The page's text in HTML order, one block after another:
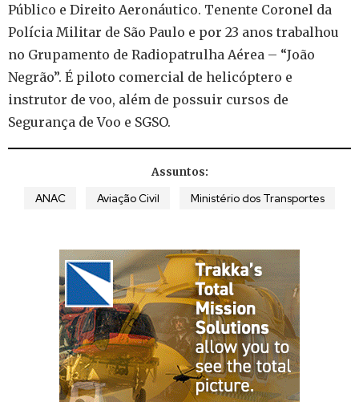
Público e Direito Aeronáutico. Tenente Coronel da
Polícia Militar de São Paulo e por 23 anos trabalhou
no Grupamento de Radiopatrulha Aérea – “João
Negrão”. É piloto comercial de helicóptero e
instrutor de voo, além de possuir cursos de
Segurança de Voo e SGSO.
Assuntos:
ANAC Aviação Civil Ministério dos Transportes